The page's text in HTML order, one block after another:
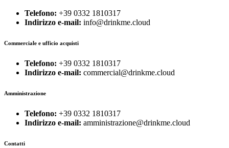
Telefono: +39 0332 1810317
Indirizzo e-mail: info@drinkme.cloud
Commerciale e ufficio acquisti
Telefono: +39 0332 1810317
Indirizzo e-mail: commercial@drinkme.cloud
Amministrazione
Telefono: +39 0332 1810317
Indirizzo e-mail: amministrazione@drinkme.cloud
Contatti